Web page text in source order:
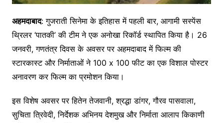
अहमदाबाद: गुजराती सिनेमा के इतिहास में पहली बार, आगामी सस्पेंस
थ्रिलर ‘पातकी’ की टीम ने एक अनोखा रिकॉर्ड स्थापित किया है। 26
जनवरी, गणतंत्र दिवस के अवसर पर अहमदाबाद में फिल्म की
स्टारकास्ट और निर्माताओं ने 100 x 100 फीट का एक विशाल पोस्टर
अनावरण कर फिल्म का प्रमोशन किया।
इस विशेष अवसर पर हितेन तेजवानी, श्रद्धा डांगर, गौरव पासवाला,
सुचिता त्रिवेदी, निर्देशक अभिनय देशमुख और निर्माता आलाप किकाणी